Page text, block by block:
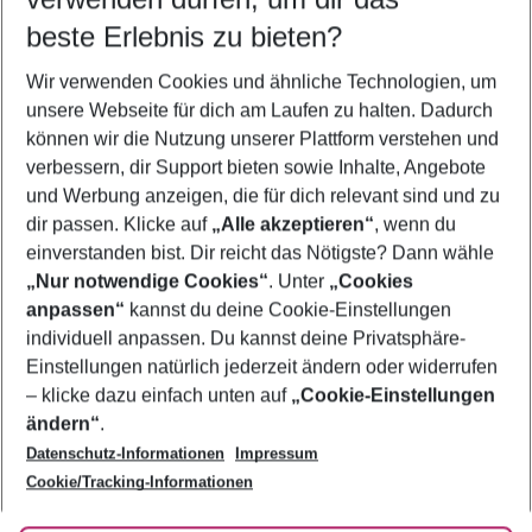
5-8 Nächte
2 Erwachsene Keine Kinder
Mehr Filter anzeigen
Footer
Footer navigation
Über uns
AGB
Bestpreisgarantie
Cookie-Einstellungen ändern
Cookie-Richtlinie
Agenturbetreuung
Barrierefreies Reisen
Folge uns
beste Erlebnis zu bieten?
Wir verwenden Cookies und ähnliche Technologien, um
unsere Webseite für dich am Laufen zu halten. Dadurch
können wir die Nutzung unserer Plattform verstehen und
verbessern, dir Support bieten sowie Inhalte, Angebote
und Werbung anzeigen, die für dich relevant sind und zu
dir passen. Klicke auf „Alle akzeptieren“, wenn du
einverstanden bist. Dir reicht das Nötigste? Dann wähle
„Nur notwendige Cookies“. Unter „Cookies
anpassen“ kannst du deine Cookie-Einstellungen
individuell anpassen. Du kannst deine Privatsphäre-
Einstellungen natürlich jederzeit ändern oder widerrufen
– klicke dazu einfach unten auf „Cookie-Einstellungen
ändern“.
Datenschutz-Informationen
Impressum
Cookie/Tracking-Informationen